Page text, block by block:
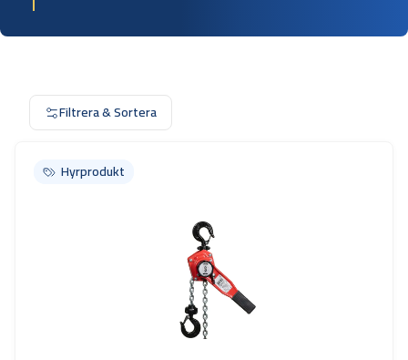
Filtrera & Sortera
Hyrprodukt
Hyrprodukt